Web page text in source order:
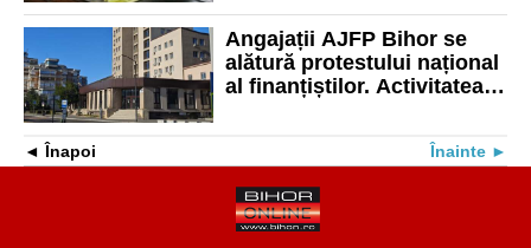
la cauzele urgente
Angajații AJFP Bihor se
alătură protestului național
al finanțiștilor. Activitatea
Înapoi Înainte